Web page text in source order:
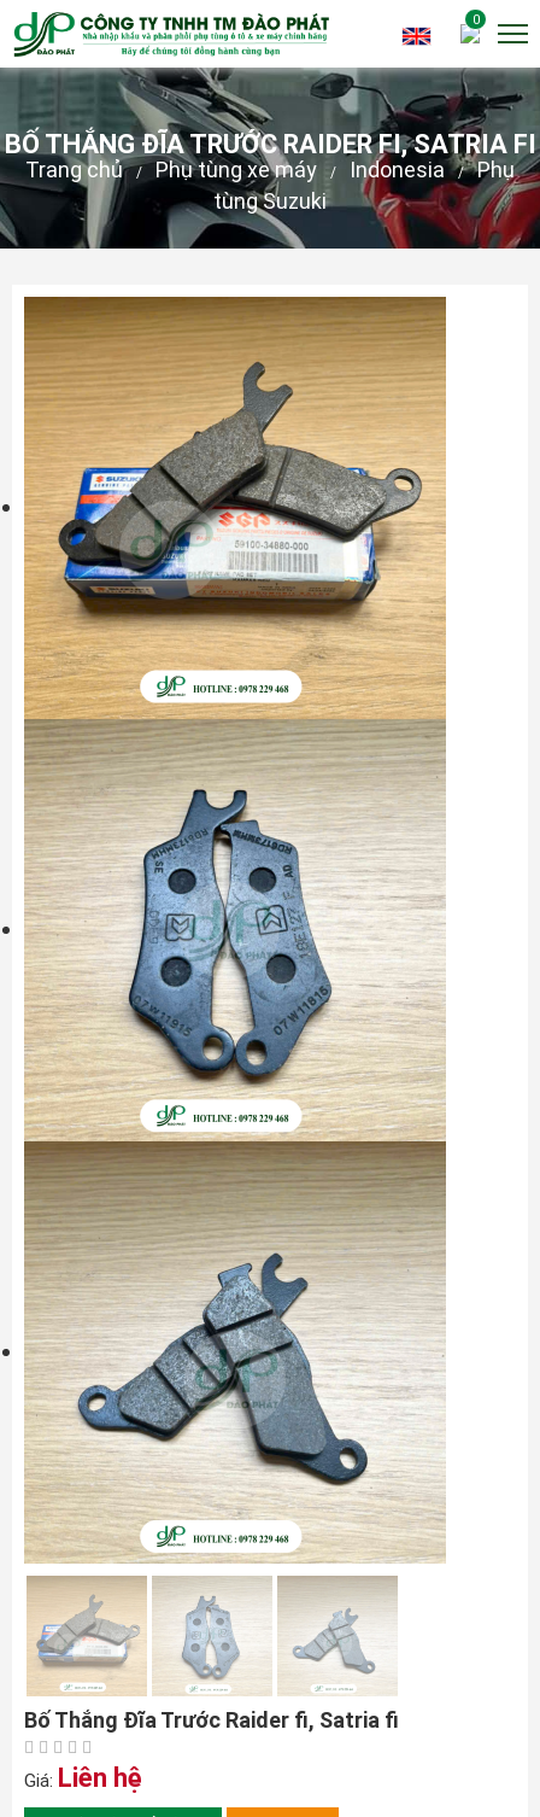
0
Trang chủ / Phụ tùng xe máy / Indonesia /
Phụ
tùng Suzuki
BỐ THẮNG ĐĨA TRƯỚC RAIDER FI, SATRIA FI
Bố Thắng Đĩa Trước Raider fi, Satria fi
Giá: Liên hệ